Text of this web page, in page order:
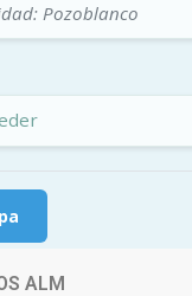
Pozoblanco
ALM